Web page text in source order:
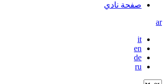
صفحة نادي
ar
it
en
de
ru